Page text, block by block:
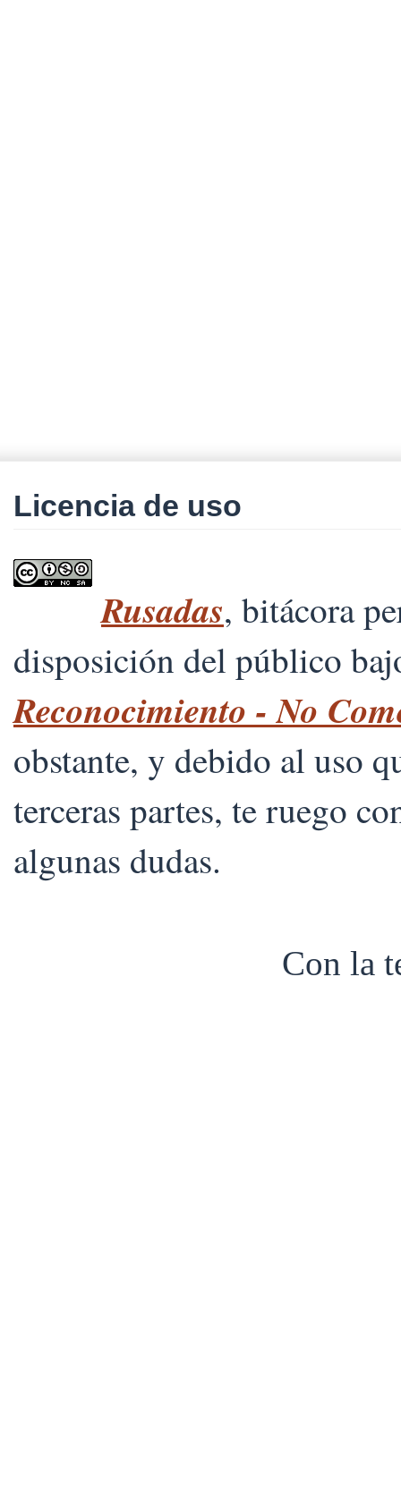
Licencia de uso
Rusadas, bitácora
disposición del público
Reconocimiento - No
obstante, y debido al uso
terceras partes, te ruego
algunas dudas.
Con la